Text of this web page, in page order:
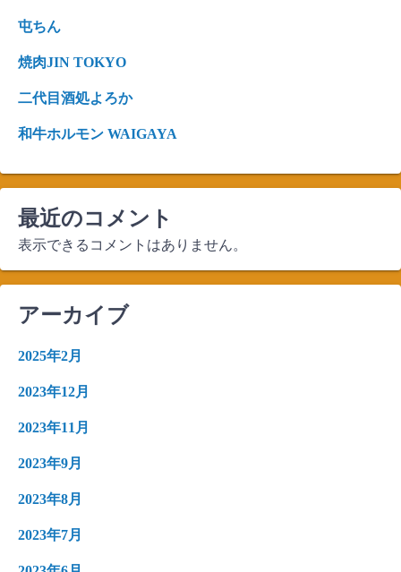
屯ちん
焼肉JIN TOKYO
二代目酒処よろか
和牛ホルモン WAIGAYA
最近のコメント
表示できるコメントはありません。
アーカイブ
2025年2月
2023年12月
2023年11月
2023年9月
2023年8月
2023年7月